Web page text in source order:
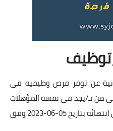
عن توفر فرص وظيفية في
من تـ/يجد في نفسه المؤهلات
المطلوبة، إرسال طلب للتقديم قبل انتهائه بتاريخ 05-06-2023 وفق